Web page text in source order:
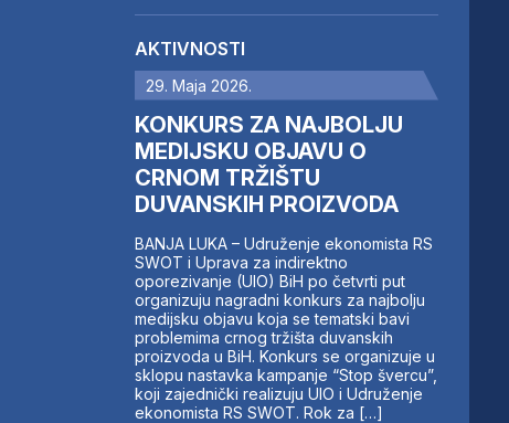
AKTIVNOSTI
29. Maja 2026.
KONKURS ZA NAJBOLJU
MEDIJSKU OBJAVU O
CRNOM TRŽIŠTU
DUVANSKIH PROIZVODA
BANJA LUKA – Udruženje ekonomista RS
SWOT i Uprava za indirektno
oporezivanje (UIO) BiH po četvrti put
organizuju nagradni konkurs za najbolju
medijsku objavu koja se tematski bavi
problemima crnog tržišta duvanskih
proizvoda u BiH. Konkurs se organizuje u
sklopu nastavka kampanje “Stop švercu”,
koji zajednički realizuju UIO i Udruženje
ekonomista RS SWOT. Rok za […]